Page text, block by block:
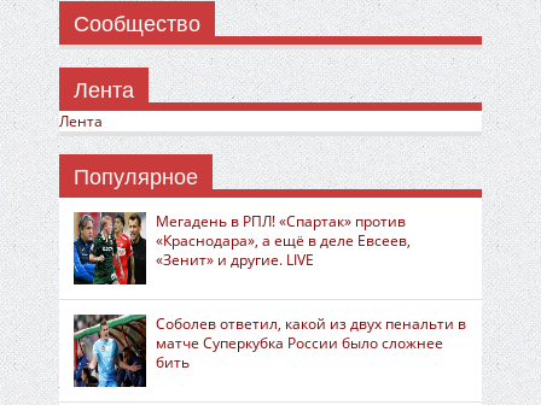
Сообщество
Лента
Лента
Популярное
Мегадень в РПЛ! «Спартак» против
«Краснодара», а ещё в деле Евсеев,
«Зенит» и другие. LIVE
Соболев ответил, какой из двух пенальти в
матче Суперкубка России было сложнее
бить